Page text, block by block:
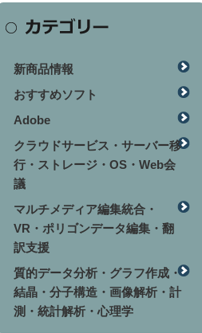
新商品情報
おすすめソフト
Adobe
クラウドサービス・サーバー移
行・ストレージ・OS・Web会
議
マルチメディア編集統合・
VR・ポリゴンデータ編集・翻
訳支援
質的データ分析・グラフ作成・
結晶・分子構造・画像解析・計
測・統計解析・心理学